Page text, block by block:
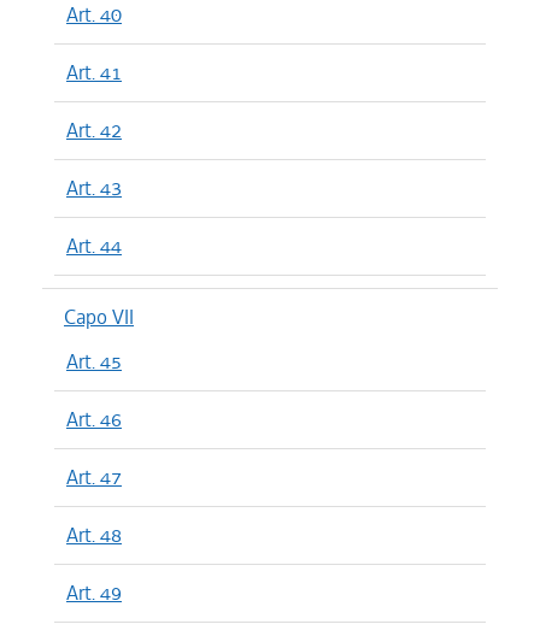
Art. 40
Art. 41
Art. 42
Art. 43
Art. 44
Capo VII
Art. 45
Art. 46
Art. 47
Art. 48
Art. 49